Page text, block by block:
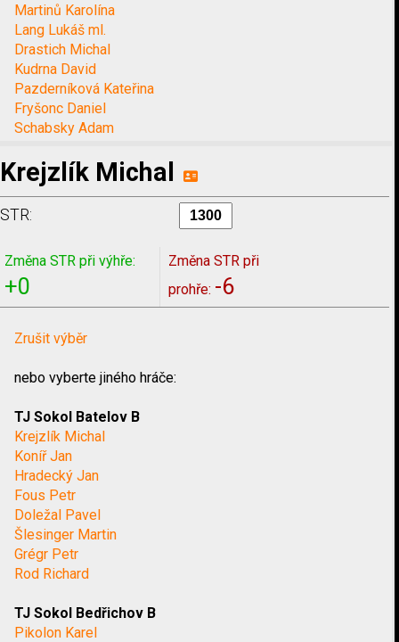
Martinů Karolína
Lang Lukáš ml.
Drastich Michal
Kudrna David
Pazderníková Kateřina
Fryšonc Daniel
Schabsky Adam
Krejzlík Michal
STR:
Změna STR při výhře:
+0
Změna STR při
prohře: -6
Zrušit výběr
nebo vyberte jiného hráče:
TJ Sokol Batelov B
Krejzlík Michal
Koníř Jan
Hradecký Jan
Fous Petr
Doležal Pavel
Šlesinger Martin
Grégr Petr
Rod Richard
TJ Sokol Bedřichov B
Pikolon Karel